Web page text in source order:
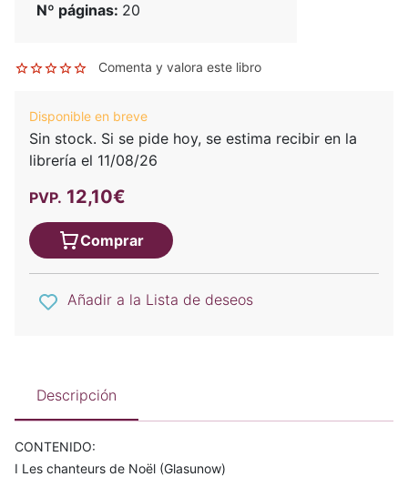
Nº páginas: 20
Comenta y valora este libro
Disponible en breve
Sin stock. Si se pide hoy, se estima recibir en la
librería el 11/08/26
PVP. 12,10€
Comprar
Añadir a la Lista de deseos
Descripción
CONTENIDO:
I Les chanteurs de Noël (Glasunow)